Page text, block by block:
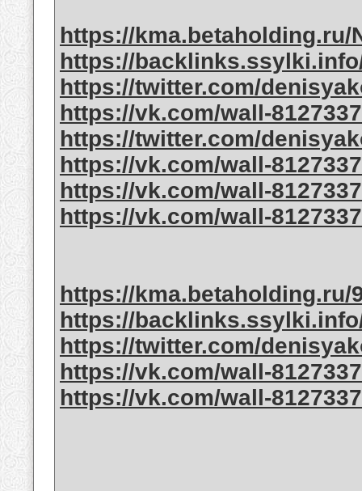
https://kma.betaholding.ru/
https://
https://twitter.com/
https://vk.com/wall-
https://twitter.com/
https://vk.com/wall-
https://vk.com/wall-
https://vk.com/wall-
https://kma.betaholding.ru/
https://
https://twitter.com/
https://vk.com/wall-
https://vk.com/wall-